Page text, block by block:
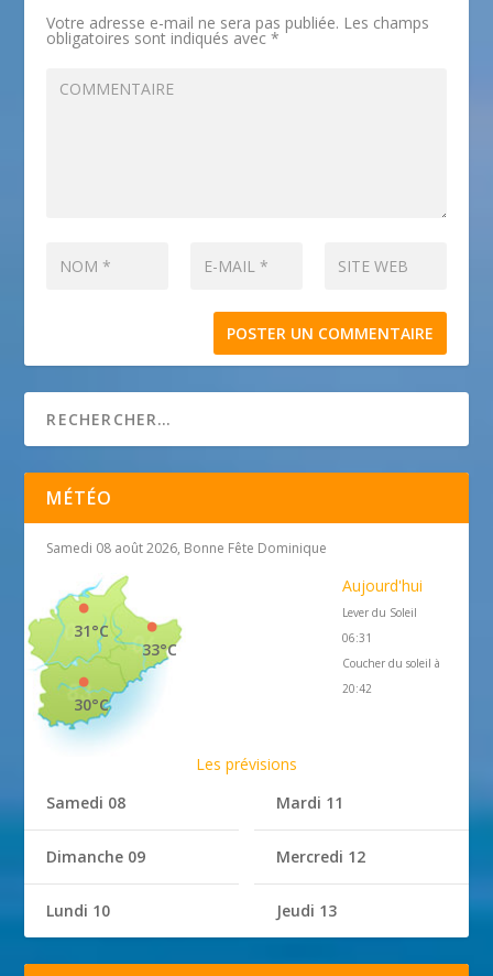
Votre adresse e-mail ne sera pas publiée. Les champs
obligatoires sont indiqués avec*
MÉTÉO
Samedi 08 août 2026, Bonne Fête Dominique
33°C
31°C
30°C
Aujourd'hui
Lever du Soleil
06:31
Coucher du soleil à
20:42
Les prévisions
Samedi 08
Dimanche 09
Lundi 10
Mardi 11
Mercredi 12
Jeudi 13